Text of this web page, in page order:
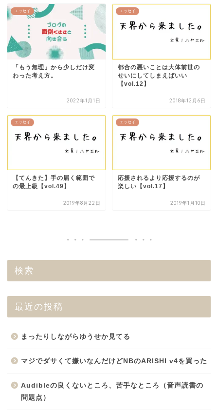
エッセイ
「もう無理」から少しだけ変
わった考え方。
2022年1月1日
エッセイ
都合の悪いことは大体前世の
せいにしてしまえばいい
【vol.12】
2018年12月6日
エッセイ
【てんきた】手の届く範囲で
の最上級【vol.49】
2019年8月22日
エッセイ
応援されるより応援するのが
楽しい【vol.17】
2019年1月10日
検索
最近の投稿
まったりしながらゆうせか見てる
マジでダサくて嫌いなんだけどNBのARISHI v4を買った
Audibleの良くないところ、苦手なところ（音声読書の
問題点）